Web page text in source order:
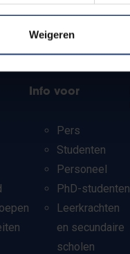
Weigeren
Info voor
Pers
Studenten
Personeel
PhD-studenten
Leerkrachten
en secundaire
scholen